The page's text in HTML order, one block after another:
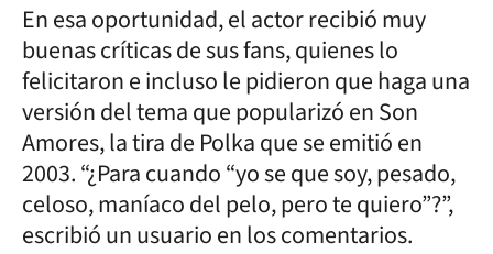
En esa oportunidad, el actor recibió muy
buenas críticas de sus fans, quienes lo
felicitaron e incluso le pidieron que haga una
versión del tema que popularizó en Son
Amores, la tira de Polka que se emitió en
2003. “¿Para cuando “yo se que soy, pesado,
celoso, maníaco del pelo, pero te quiero”?”,
escribió un usuario en los comentarios.